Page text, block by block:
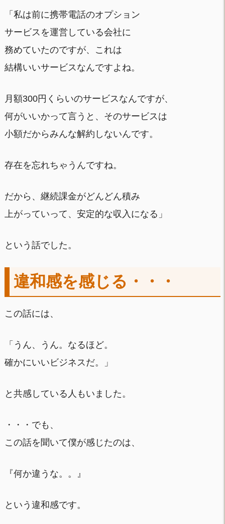
「私は前に携帯電話のオプション
サービスを運営している会社に
務めていたのですが、これは
結構いいサービスなんですよね。
月額300円くらいのサービスなんですが、
何がいいかって言うと、そのサービスは
小額だからみんな解約しないんです。
存在を忘れちゃうんですね。
だから、継続課金がどんどん積み
上がっていって、安定的な収入になる」
という話でした。
違和感を感じる・・・
この話には、
「うん、うん。なるほど。
確かにいいビジネスだ。」
と共感している人もいました。
・・・でも、
この話を聞いて僕が感じたのは、
『何か違うな。。』
という違和感です。